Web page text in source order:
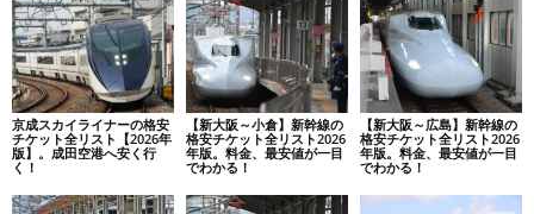
京成スカイライナーの格安
チケット全リスト【2026年
版】。成田空港へ安く行
く！
【新大阪～小倉】新幹線の
格安チケット全リスト2026
年版。料金、最安値が一目
でわかる！
【新大阪～広島】新幹線の
格安チケット全リスト2026
年版。料金、最安値が一目
でわかる！